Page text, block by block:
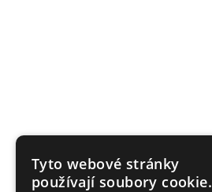
Tyto webové stránky
používají soubory cookie.